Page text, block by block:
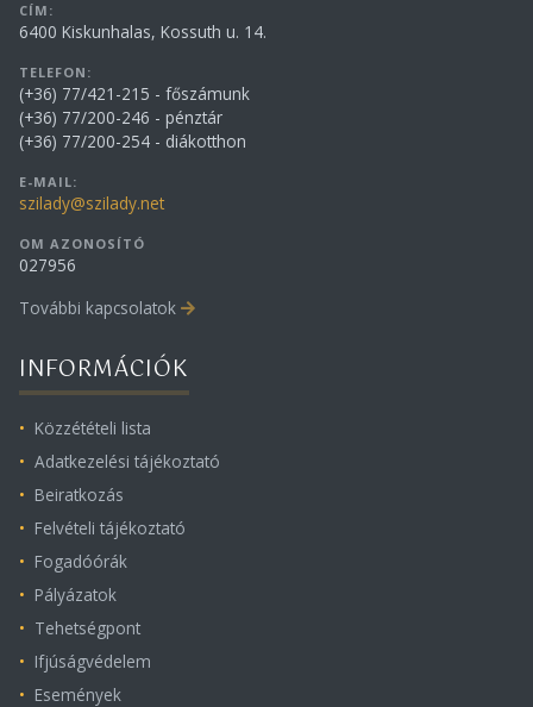
CÍM:
6400 Kiskunhalas, Kossuth u. 14.
TELEFON:
(+36) 77/421-215 - főszámunk
(+36) 77/200-246 - pénztár
(+36) 77/200-254 - diákotthon
E-MAIL:
szilady@szilady.net
OM AZONOSÍTÓ
027956
További kapcsolatok
INFORMÁCIÓK
Közzétételi lista
Adatkezelési tájékoztató
Beiratkozás
Felvételi tájékoztató
Fogadóórák
Pályázatok
Tehetségpont
Ifjúságvédelem
Események